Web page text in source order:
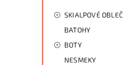
SKIALPOVÉ
BATOHY
BOTY
NESMEKY